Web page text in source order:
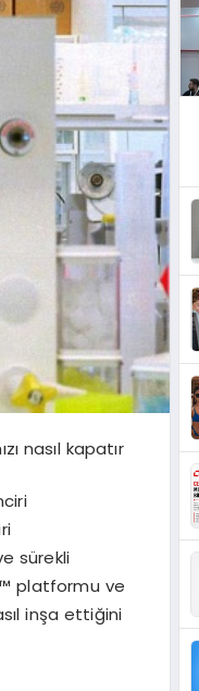
ızı nasıl kapatır
sürekli
platformu ve
ıl inşa ettiğini